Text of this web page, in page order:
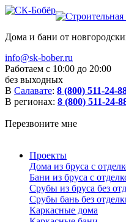
Дома и бани от
info@sk-bober.ru
Работаем с 10:00 до 20:00
без выходных
В Салавате: 8 (800) 511-24-
В регионах: 8 (800) 511-24-
Перезвоните мне
Проекты
Дома из бруса с
Бани из бруса с
Срубы из бруса без
Срубы бань без
Каркасные дома